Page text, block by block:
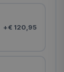
+€ 120,95